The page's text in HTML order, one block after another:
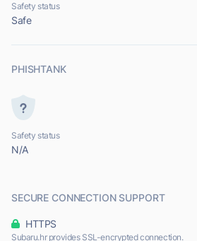
Safety status
Safe
PHISHTANK
Safety status
N/A
SECURE CONNECTION SUPPORT
HTTPS
Subaru.hr provides SSL-encrypted connection.